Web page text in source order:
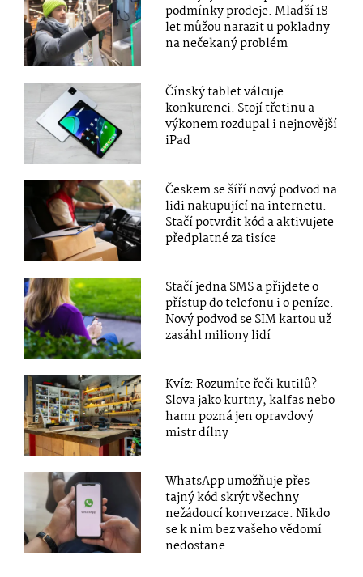
podmínky prodeje. Mladší 18
let můžou narazit u pokladny
na nečekaný problém
Čínský tablet válcuje
konkurenci. Stojí třetinu a
výkonem rozdupal i nejnovější
iPad
Českem se šíří nový podvod na
lidi nakupující na internetu.
Stačí potvrdit kód a aktivujete
předplatné za tisíce
Stačí jedna SMS a přijdete o
přístup do telefonu i o peníze.
Nový podvod se SIM kartou už
zasáhl miliony lidí
Kvíz: Rozumíte řeči kutilů?
Slova jako kurtny, kalfas nebo
hamr pozná jen opravdový
mistr dílny
WhatsApp umožňuje přes
tajný kód skrýt všechny
nežádoucí konverzace. Nikdo
se k nim bez vašeho vědomí
nedostane